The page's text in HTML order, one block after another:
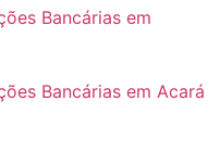
Bancárias em
Bancárias em Acará